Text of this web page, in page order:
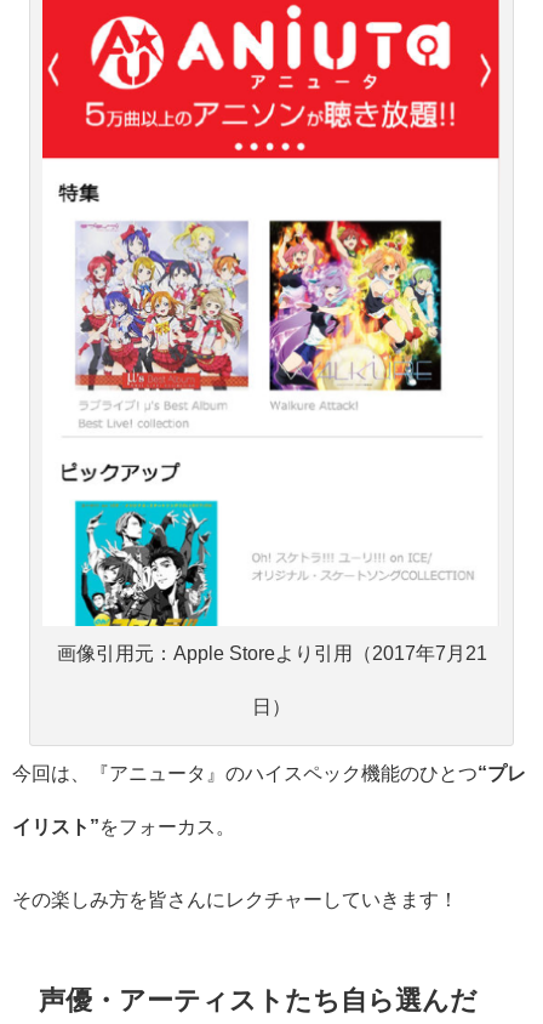
画像引用元：Apple Storeより引用（2017年7月21
日）
今回は、『アニュータ』のハイスペック機能のひとつ“プレ
イリスト”をフォーカス。
その楽しみ方を皆さんにレクチャーしていきます！
声優・アーティストたち自ら選んだ